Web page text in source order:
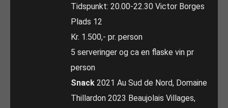
Tidspunkt: 20.00-22.30 Victor Borges
Plads 12
Kr. 1.500,- pr. person
5 serveringer og ca en flaske vin pr
person
Snack 2021 Au Sud de Nord, Domaine
Thillardon 2023 Beaujolais Villages,